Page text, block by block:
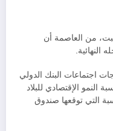
من العاصمة أن
النهائية.
اجتماعات البنك الدولي
النمو الإقتصادي للبلاد
نفس النسبة التي توقعها صندوق